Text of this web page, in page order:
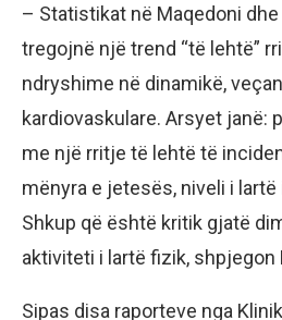
– Statistikat në Maqedoni
tregojnë një trend “të lehtë”
ndryshime në dinamikë,
kardiovaskulare. Arsyet janë:
me një rritje të lehtë të
mënyra e jetesës, niveli i
Shkup që është kritik gjatë
aktiviteti i lartë fizik, shpjegon
Sipas disa raporteve nga